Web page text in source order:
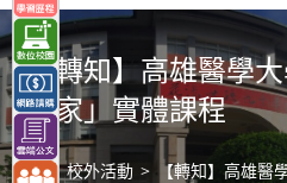
內
容 【轉知】高雄醫學
計家」實體課程
> 校外活動 > 【轉知】高雄醫